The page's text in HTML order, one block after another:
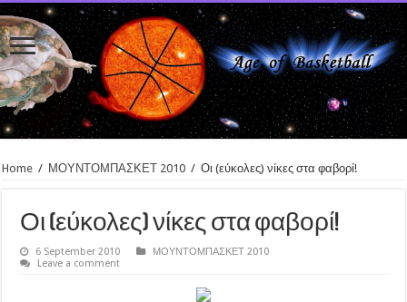
Home / ΜΟΥΝΤΟΜΠΑΣΚΕΤ 2010 / Οι (εύκολες) νίκες στα φαβορί!
Οι (εύκολες) νίκες στα φαβορί!
6 September 2010
ΜΟΥΝΤΟΜΠΑΣΚΕΤ 2010
Leave a comment